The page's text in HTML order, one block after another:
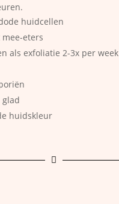
huidcellen
eters
als exfoliatie 2-3x per week
huidskleur
